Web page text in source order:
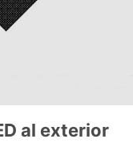
al exterior